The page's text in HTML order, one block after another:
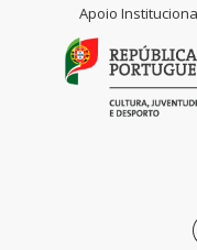
Apoio